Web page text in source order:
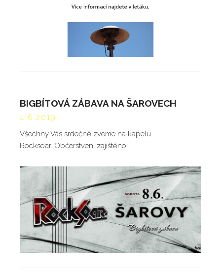
BIGBÍTOVÁ ZÁBAVA NA ŠAROVECH
4.6.2019
Všechny Vás srdečně zveme na kapelu
Rocksoar. Občerstvení zajištěno.